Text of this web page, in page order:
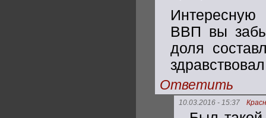
ВВП вы
доля
Ответить
10.03.2016 - 15:37